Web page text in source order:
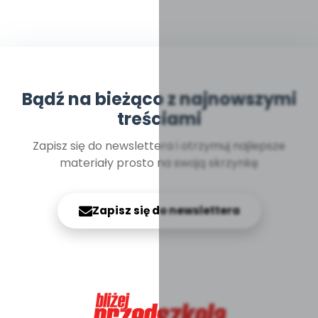
Bądź na bieżąco z najnowszymi
treściami
Zapisz się do newslettera i otrzymuj najlepsze
materiały prosto na swoją skrzynkę
Zapisz się do newslettera